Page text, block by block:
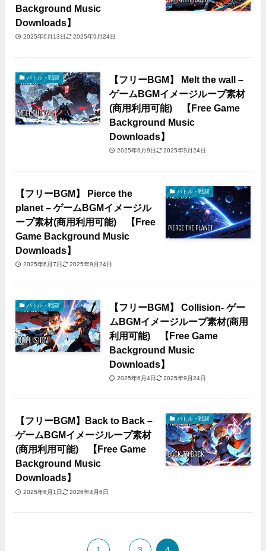
Background Music
Downloads】
2025年6月13日 2025年9月24日
バトル・戦闘
【フリーBGM】 Melt the wall –
ゲームBGMイメージループ素材
(商用利用可能) 【Free Game
Background Music
Downloads】
2025年6月9日 2025年9月24日
バトル・戦闘
【フリーBGM】 Pierce the
planet – ゲームBGMイメージル
ープ素材(商用利用可能) 【Free
Game Background Music
Downloads】
2025年6月7日 2025年9月24日
バトル・戦闘
【フリーBGM】 Collision- ゲー
ムBGMイメージループ素材(商用
利用可能) 【Free Game
Background Music
Downloads】
2025年6月4日 2025年9月24日
バトル・戦闘
【フリーBGM】Back to Back –
ゲームBGMイメージループ素材
(商用利用可能) 【Free Game
Background Music
Downloads】
2025年6月1日 2026年4月6日